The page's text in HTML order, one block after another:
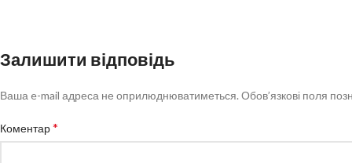
Залишити відповідь
Ваша e-mail адреса не оприлюднюватиметься. Обов’язкові поля
Коментар*